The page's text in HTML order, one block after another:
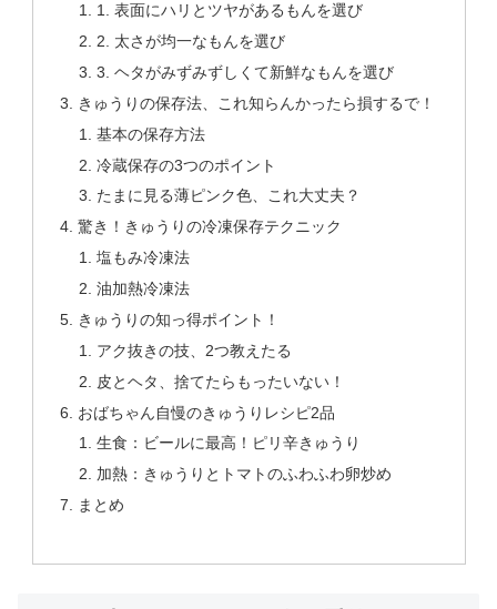
1. 表面にハリとツヤがあるもんを選び
2. 太さが均一なもんを選び
3. ヘタがみずみずしくて新鮮なもんを選び
きゅうりの保存法、これ知らんかったら損するで！
基本の保存方法
冷蔵保存の3つのポイント
たまに見る薄ピンク色、これ大丈夫？
驚き！きゅうりの冷凍保存テクニック
塩もみ冷凍法
油加熱冷凍法
きゅうりの知っ得ポイント！
アク抜きの技、2つ教えたる
皮とヘタ、捨てたらもったいない！
おばちゃん自慢のきゅうりレシピ2品
生食：ビールに最高！ピリ辛きゅうり
加熱：きゅうりとトマトのふわふわ卵炒め
まとめ